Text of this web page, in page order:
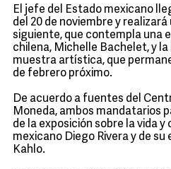
El jefe del Estado mexicano
del 20 de noviembre y
siguiente, que contempla una
chilena, Michelle Bachelet, y
muestra artística, que
de febrero próximo.
De acuerdo a fuentes del
Moneda, ambos mandatarios
de la exposición sobre la vida
mexicano Diego Rivera y de su
Kahlo.